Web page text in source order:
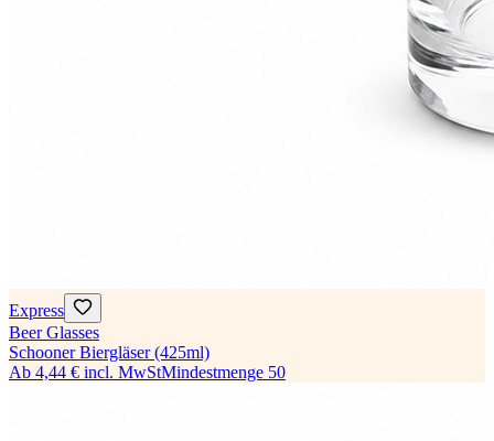
Express
Beer Glasses
Schooner Biergläser (425ml)
Ab 4,44 € incl. MwStMindestmenge 50